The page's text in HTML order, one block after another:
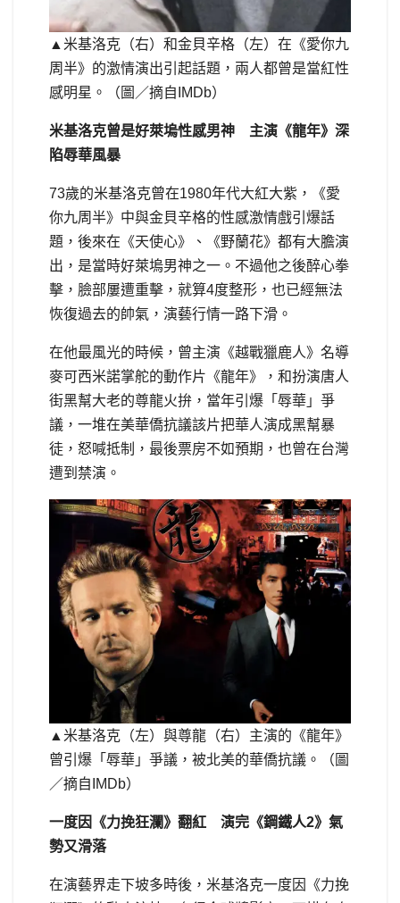
▲米基洛克（右）和金貝辛格（左）在《愛你九
周半》的激情演出引起話題，兩人都曾是當紅性
感明星。（圖／摘自IMDb）
米基洛克曾是好萊塢性感男神 主演《龍年》深
陷辱華風暴
73歲的米基洛克曾在1980年代大紅大紫，《愛
你九周半》中與金貝辛格的性感激情戲引爆話
題，後來在《天使心》、《野蘭花》都有大膽演
出，是當時好萊塢男神之一。不過他之後醉心拳
擊，臉部屢遭重擊，就算4度整形，也已經無法
恢復過去的帥氣，演藝行情一路下滑。
在他最風光的時候，曾主演《越戰獵鹿人》名導
麥可西米諾掌舵的動作片《龍年》，和扮演唐人
街黑幫大老的尊龍火拚，當年引爆「辱華」爭
議，一堆在美華僑抗議該片把華人演成黑幫暴
徒，怒喊抵制，最後票房不如預期，也曾在台灣
遭到禁演。
▲米基洛克（左）與尊龍（右）主演的《龍年》
曾引爆「辱華」爭議，被北美的華僑抗議。（圖
／摘自IMDb）
一度因《力挽狂瀾》翻紅 演完《鋼鐵人2》氣
勢又滑落
在演藝界走下坡多時後，米基洛克一度因《力挽